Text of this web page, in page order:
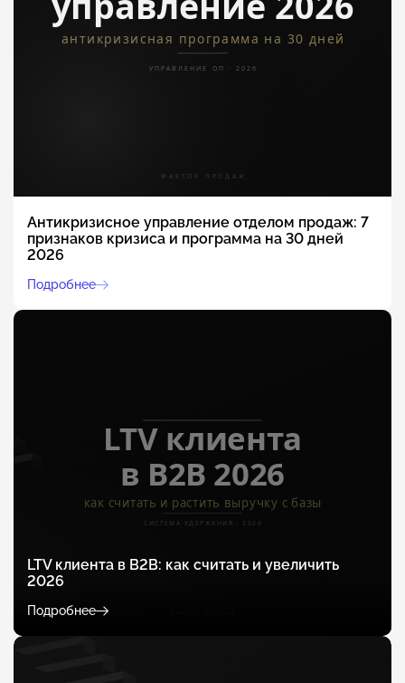
Антикризисное управление отделом продаж: 7
признаков кризиса и программа на 30 дней
2026
Подробнее
LTV клиента в B2B: как считать и увеличить
2026
Подробнее